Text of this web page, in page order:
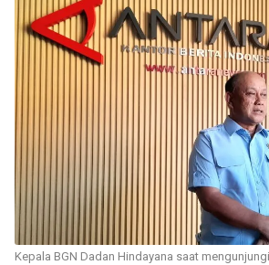
Kepala BGN Dadan Hindayana saat